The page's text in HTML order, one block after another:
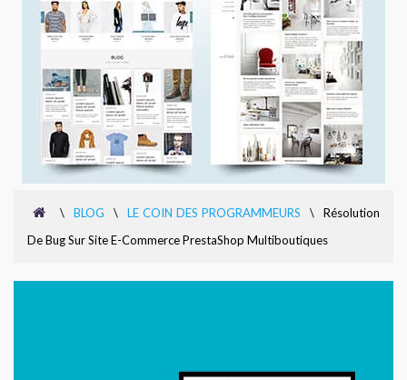
\ BLOG \ LE COIN DES PROGRAMMEURS \
Résolution
De Bug Sur Site E-Commerce PrestaShop Multiboutiques